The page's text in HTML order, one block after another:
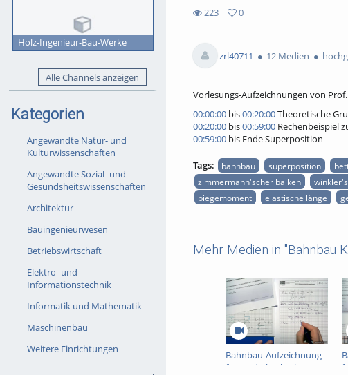
Holz-Ingenieur-Bau-Werke
Alle Channels anzeigen
Kategorien
Angewandte Natur- und
Kulturwissenschaften
Angewandte Sozial- und
Gesundsheitswissenschaften
Architektur
Bauingenieurwesen
Betriebswirtschaft
Elektro- und
Informationstechnik
Informatik und Mathematik
Maschinenbau
Weitere Einrichtungen
223
views
0
zrl40711
12 Medien
Vorlesungs-Aufzeichnungen von
00:00:00bis00:20:00Theoretische
00:20:00bis00:59:00Rechenbeispiel
00:59:00bis Ende Superposition
Tags: bahnbau superposition
zimmermann'scher balken
biegemoment
elastische länge
Mehr Medien in "Bahnbau
Bahnbau-Aufzeichnung
für Kapitel "Oberbau"